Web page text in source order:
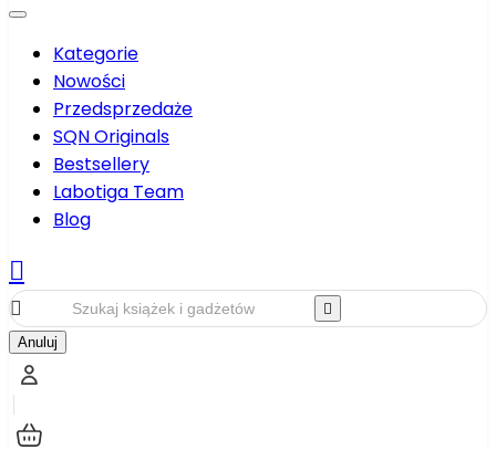
Kategorie
Nowości
Przedsprzedaże
SQN Originals
Bestsellery
Labotiga Team
Blog



Anuluj